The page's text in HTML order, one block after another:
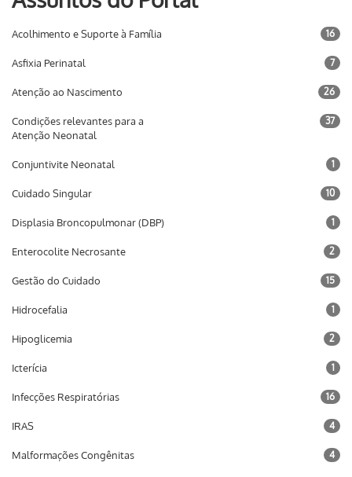
Acolhimento e Suporte à Família 16
Asfixia Perinatal 7
Atenção ao Nascimento 26
Condições relevantes para a
Atenção Neonatal
37
Conjuntivite Neonatal 1
Cuidado Singular 10
Displasia Broncopulmonar (DBP) 1
Enterocolite Necrosante 2
Gestão do Cuidado 15
Hidrocefalia 1
Hipoglicemia 2
Icterícia 1
Infecções Respiratórias 16
IRAS 4
Malformações Congênitas 4